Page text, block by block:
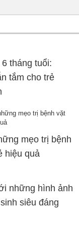
tháng tuổi:
tắm cho trẻ
mẹo trị bệnh
hiệu quả
những hình ảnh
siêu đáng